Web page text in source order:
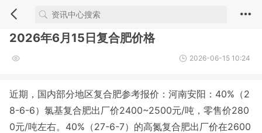
2026年6月15日复合肥价格
2026-06-15 10:24
近期，国内部分地区复合肥参考报价：河南安阳：40%（2
8-6-6）氯基复合肥出厂价2400~2500元/吨，零售价280
0元/吨左右。40%（27-6-7）的高氮复合肥出厂价在2600